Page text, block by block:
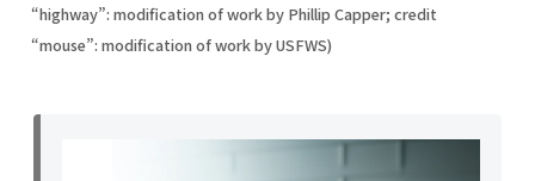
“highway”: modification of work by Phillip Capper; credit
“mouse”: modification of work by USFWS)